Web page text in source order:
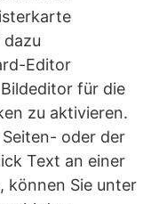
Editor
für die
zu aktivieren.
oder der
Text an einer
können Sie unter